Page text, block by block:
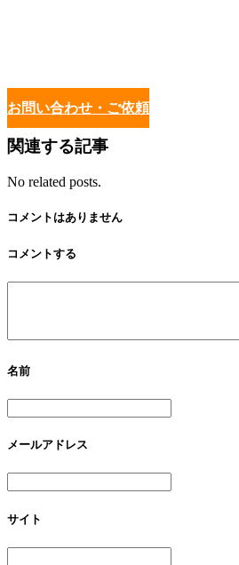
お問い合わせ・ご依頼
関連する記事
No related posts.
コメントはありません
コメントする
名前
メールアドレス
サイト